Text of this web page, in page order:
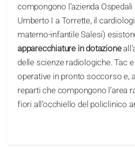
compongono l’azienda
Umberto I a Torrette, il
materno-infantile Salesi)
apparecchiature in dotazione
delle scienze radiologiche. Tac
operative in pronto soccorso e,
reparti che compongono l’area
fiori all’occhiello del policlinico